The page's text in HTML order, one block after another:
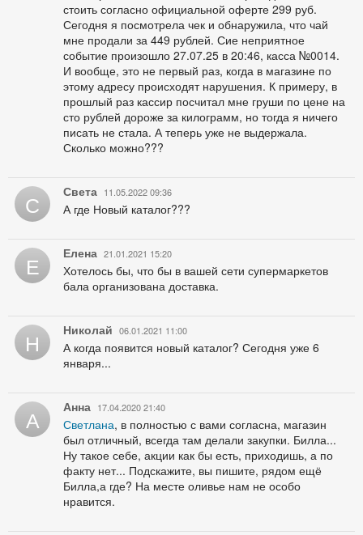
стоить согласно официальной оферте 299 руб.
Сегодня я посмотрела чек и обнаружила, что чай
мне продали за 449 рублей. Сие неприятное
событие произошло 27.07.25 в 20:46, касса №0014.
И вообще, это не первый раз, когда в магазине по
этому адресу происходят нарушения. К примеру, в
прошлый раз кассир посчитал мне груши по цене на
сто рублей дороже за килограмм, но тогда я ничего
писать не стала. А теперь уже не выдержала.
Сколько можно???
С Света 11.05.2022 09:36
А где Новый каталог???
Е Елена 21.01.2021 15:20
Хотелось бы, что бы в вашей сети супермаркетов
бала организована доставка.
Н Николай 06.01.2021 11:00
А когда появится новый каталог? Сегодня уже 6
января...
А Анна 17.04.2020 21:40
Светлана, в полностью с вами согласна, магазин
был отличный, всегда там делали закупки. Билла...
Ну такое себе, акции как бы есть, приходишь, а по
факту нет... Подскажите, вы пишите, рядом ещё
Билла,а где? На месте оливье нам не особо
нравится.